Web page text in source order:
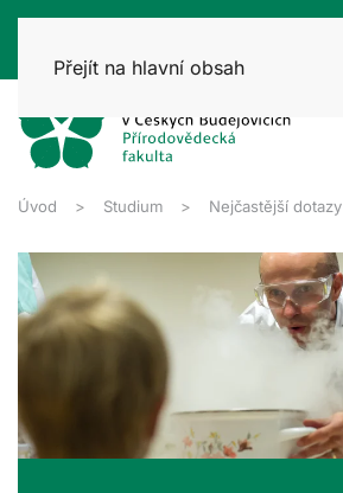
Přejít na hlavní obsah
Úvod Studium Nejčastější dotazy